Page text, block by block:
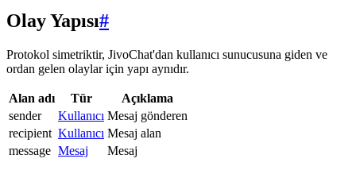
Olay Yapısı#
Protokol simetriktir, JivoChat'dan kullanıcı sunucusuna giden ve
ordan gelen olaylar için yapı aynıdır.
Alan adı Tür
Açıklama
sender
Kullanıcı Mesaj gönderen
recipient Kullanıcı Mesaj alan
message Mesaj Mesaj